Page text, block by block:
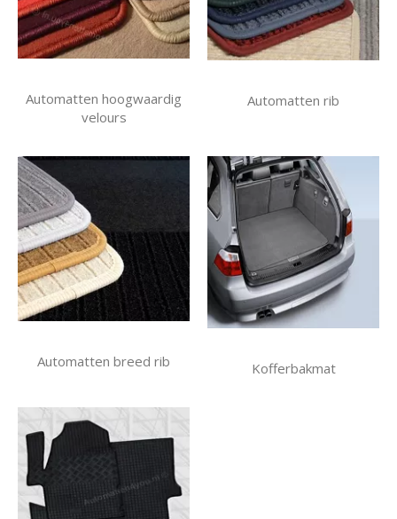
Automatten hoogwaardig
velours
Automatten rib
Automatten breed rib Kofferbakmat